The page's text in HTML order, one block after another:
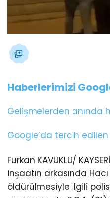
Haberlerimizi
Gelişmelerden anında
Google’da tercih
Furkan KAVUKLU/
inşaatın arkasında
öldürülmesiyle ilgili